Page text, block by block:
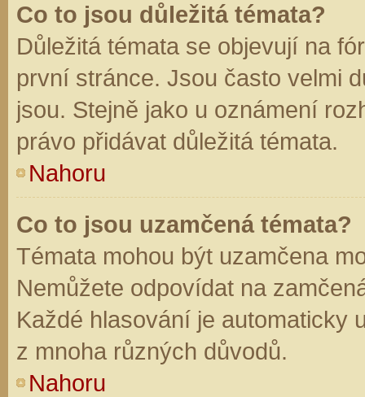
Co to jsou důležitá témata?
Důležitá témata se objevují na
první stránce. Jsou často velmi
jsou. Stejně jako u oznámení
právo přidávat důležitá témata.
Nahoru
Co to jsou uzamčená témata?
Témata mohou být uzamčena
Nemůžete odpovídat na
Každé hlasování je automaticky
z mnoha různých důvodů.
Nahoru